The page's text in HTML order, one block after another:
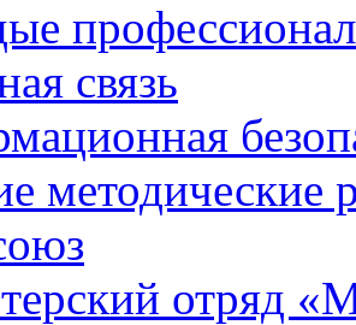
связь
методические
отряд